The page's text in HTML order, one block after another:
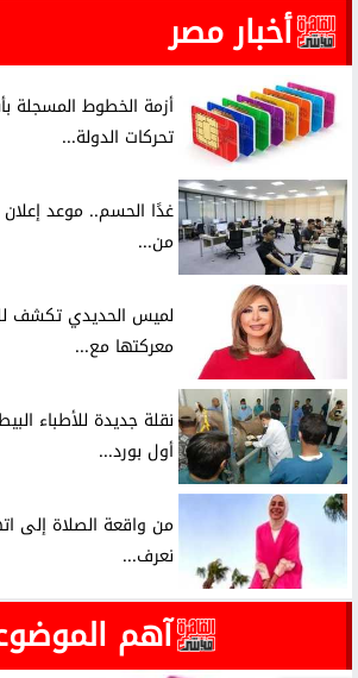
أخبار مصر
أزمة الخطوط المسجلة
تحركات الدولة...
غدًا الحسم.. موعد إعلان
من...
لميس الحديدي تكشف
معركتها مع...
نقلة جديدة للأطباء
أول بورد...
من واقعة الصلاة إلى
نعرف...
آهم